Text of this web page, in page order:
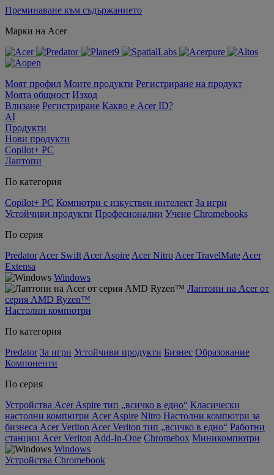
Преминаване към съдържанието
Марки на Acer
Моят профил Моите продукти Регистриране на продукт
Моята общност Изход
Влизане Регистриране Какво е Acer ID?
AI
Продукти
Нови продукти
Copilot+ PC
Лаптопи
По категория
Copilot+ PC Компютри с изкуствен интелект За игри
Устойчиви продукти Професионални Учене Chromebooks
По серия
Predator Acer Swift Acer Aspire Acer Nitro Acer TravelMate Acer
Extensa
Windows
Лаптопи на Acer от
серия AMD Ryzen™
Настолни компютри
По категория
Predator За игри Устойчиви продукти Бизнес Образование
Компоненти
По серия
Устройства Acer Aspire тип „всичко в едно“ Класически
настолни компютри Acer Aspire Nitro Настолни компютри за
бизнеса Acer Veriton Acer Veriton тип „всичко в едно“ Работни
станции Acer Veriton Add-In-One Chromebox Миникомпютри
Windows
Устройства Chromebook